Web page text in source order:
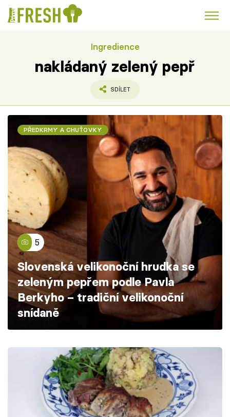
Polévky k večeři
Česká kuchyně Čokoláda
Témata
Recepty
Články
TV Program
Škola vaření
Recepty z TV
Speciál: Cuketa
Těhotnej kuchař
Přihlášení
Sledujte nás
Ingredience
nakládaný zelený pepř
SDÍLET
PŘEDKRMY A CHUŤOVKY
5
Slovenská velikonoční hrudka se
zeleným pepřem podle Pavla
Berkyho – tradiční velikonoční
snídaně